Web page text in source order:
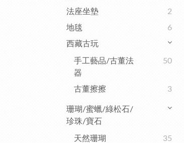
法座坐墊
2
地毯
6
西藏古玩
手工藝品/古董法
器
50
古董擦擦 3
珊瑚/蜜蠟/綠松石/
珍珠/寶石
天然珊瑚
35